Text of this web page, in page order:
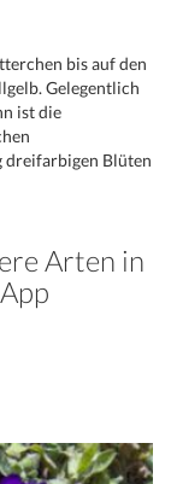
bis auf den
Gelegentlich
ist die
Blüten
Arten in